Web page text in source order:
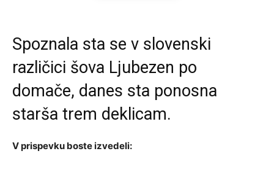
Spoznala sta se v slovenski
različici šova Ljubezen po
domače, danes sta ponosna
starša trem deklicam.
V prispevku boste izvedeli: